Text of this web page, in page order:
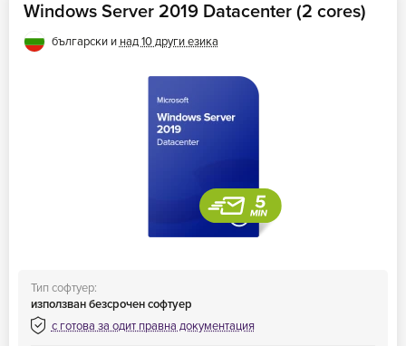
Windows Server 2019 Datacenter (2 cores)
български и над 10 други езика
Тип софтуер:
използван безсрочен софтуер
с готова за одит правна документация